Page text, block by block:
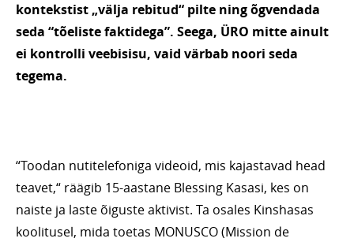
kontekstist „välja rebitud“ pilte ning õgvendada
seda “tõeliste faktidega”. Seega, ÜRO mitte ainult
ei kontrolli veebisisu, vaid värbab noori seda
tegema.
“Toodan nutitelefoniga videoid, mis kajastavad head
teavet,“ räägib 15-aastane Blessing Kasasi, kes on
naiste ja laste õiguste aktivist. Ta osales Kinshasas
koolitusel, mida toetas MONUSCO (Mission de